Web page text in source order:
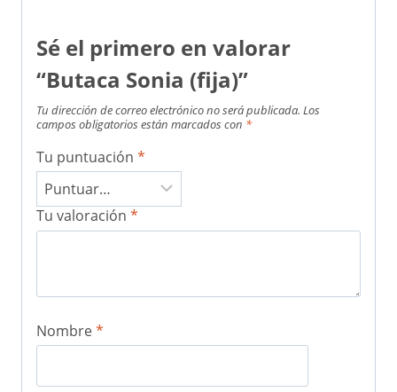
Sé el primero en valorar
“Butaca Sonia (fija)”
Tu dirección de correo electrónico no será publicada. Los
campos obligatorios están marcados con *
Tu puntuación *
Tu valoración *
Nombre*